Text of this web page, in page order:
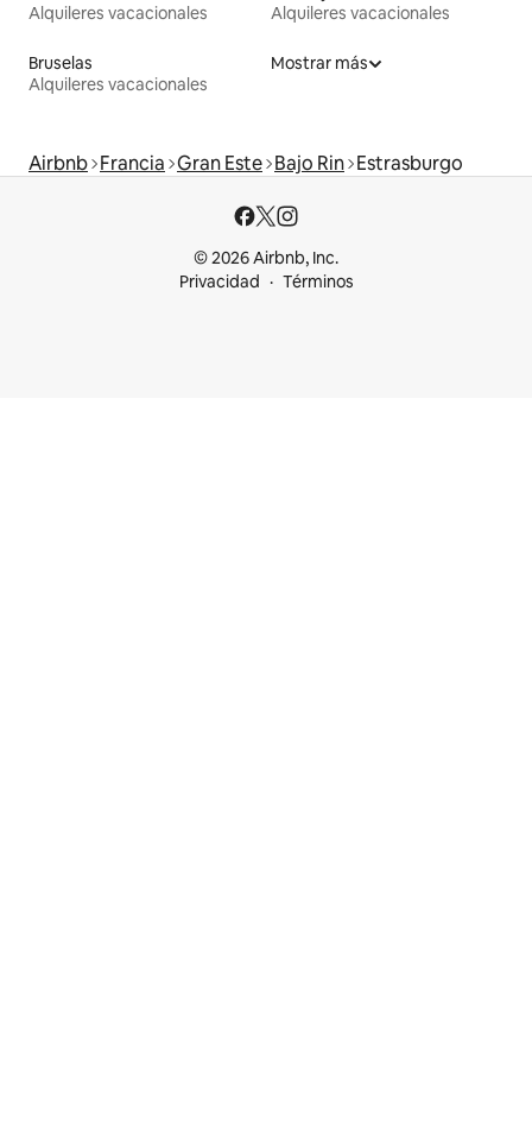
Alquileres vacacionales
Alquileres vacacionales
Bruselas
Alquileres vacacionales
Mostrar más
Airbnb Francia Gran Este Bajo Rin Estrasburgo
© 2026 Airbnb, Inc.
Privacidad
Términos